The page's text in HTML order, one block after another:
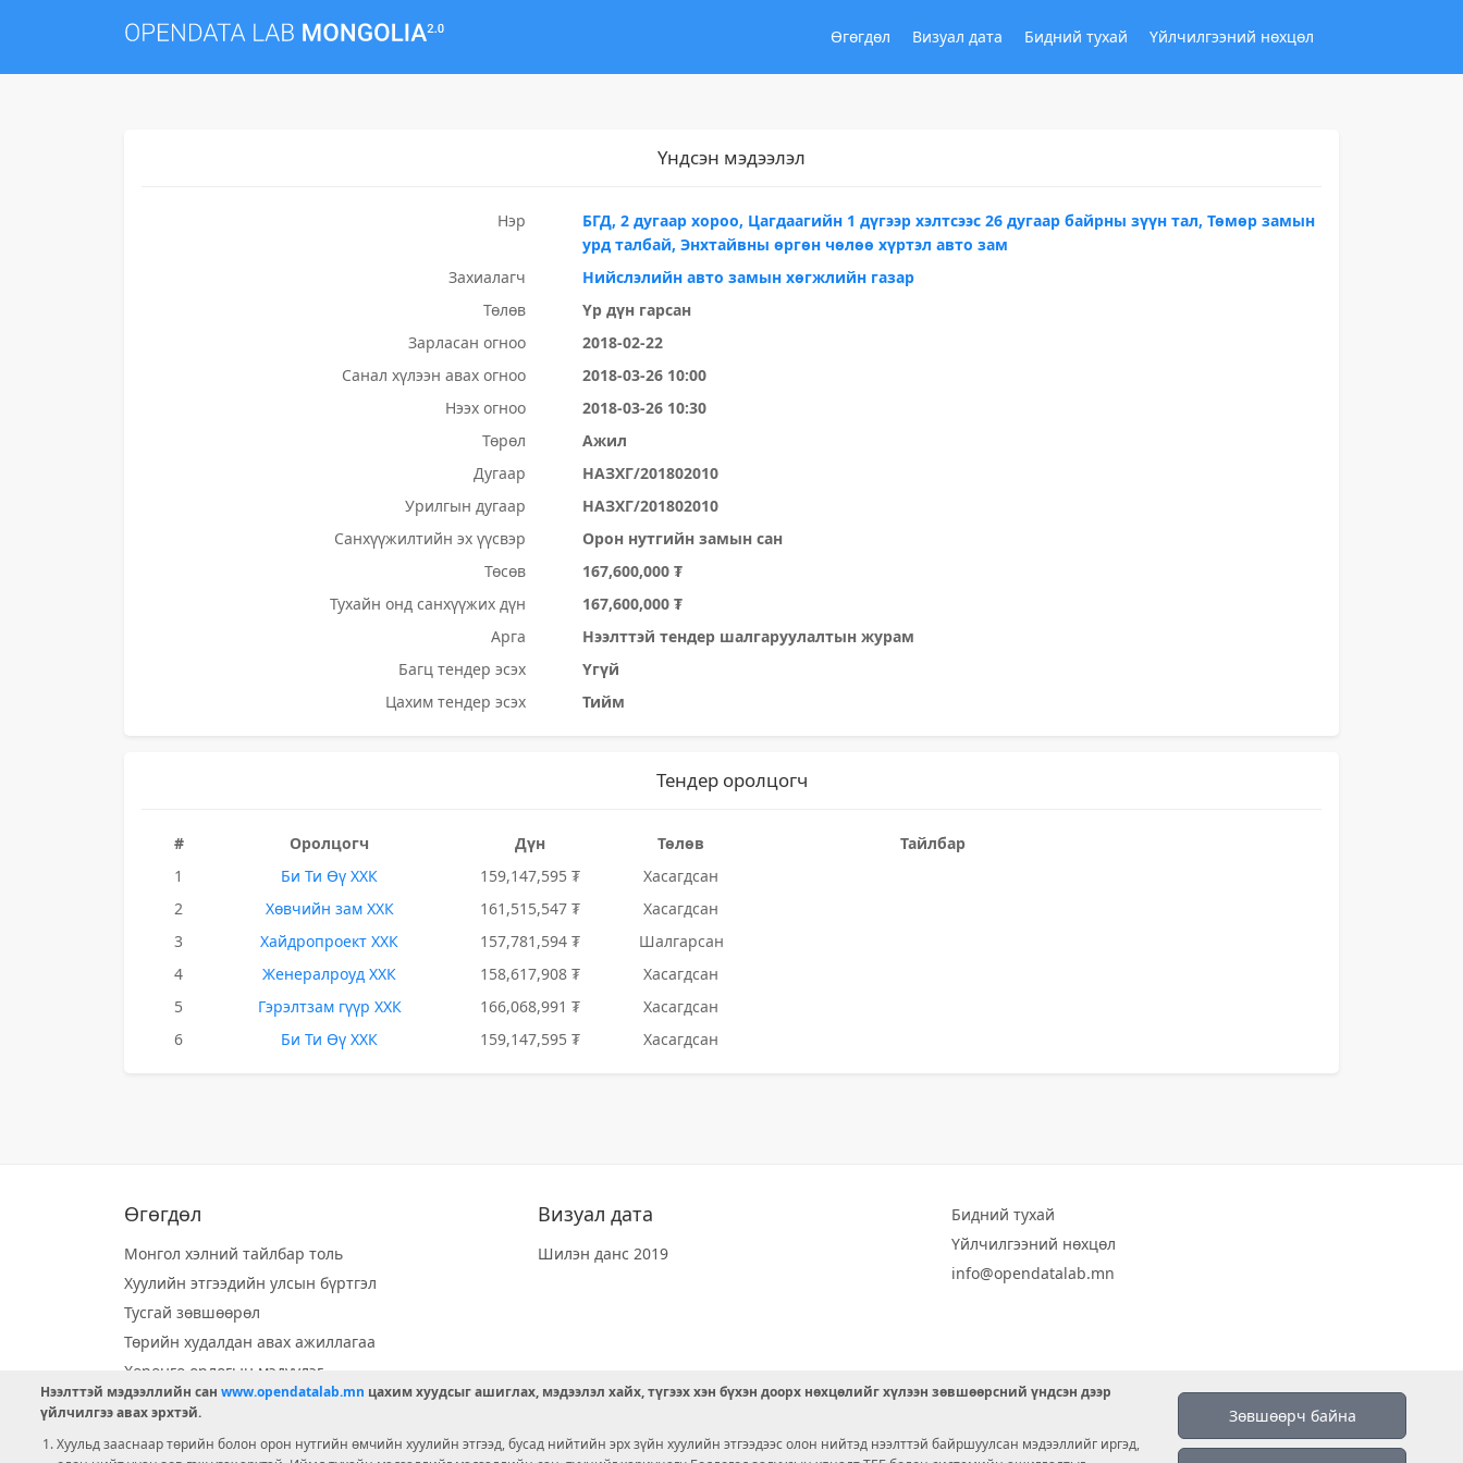
Өгөгдөл Визуал дата Бидний тухай Үйлчилгээний нөхцөл
Үндсэн мэдээлэл
Нэр
БГД, 2 дугаар хороо, Цагдаагийн 1 дүгээр хэлтсээс 26 дугаар байрны зүүн тал, Төмөр замын
урд талбай, Энхтайвны өргөн чөлөө хүртэл авто зам
Захиалагч
Нийслэлийн авто замын хөгжлийн газар
Төлөв
Үр дүн гарсан
Зарласан огноо
2018-02-22
Санал хүлээн авах огноо
2018-03-26 10:00
Нээх огноо
2018-03-26 10:30
Төрөл
Ажил
Дугаар
НАЗХГ/201802010
Урилгын дугаар
НАЗХГ/201802010
Санхүүжилтийн эх үүсвэр
Орон нутгийн замын сан
Төсөв
167,600,000 ₮
Тухайн онд санхүүжих дүн
167,600,000 ₮
Арга
Нээлттэй тендер шалгаруулалтын журам
Багц тендер эсэх
Үгүй
Цахим тендер эсэх
Тийм
Тендер оролцогч
# Оролцогч Дүн Төлөв
Тайлбар
1
Би Ти Өү ХХК 159,147,595 ₮
Хасагдсан
2
Хөвчийн зам ХХК 161,515,547 ₮
Хасагдсан
3
Хайдропроект ХХК 157,781,594 ₮
Шалгарсан
4
Женералроуд ХХК 158,617,908 ₮
Хасагдсан
5
Гэрэлтзам гүүр ХХК 166,068,991 ₮
Хасагдсан
6
Би Ти Өү ХХК 159,147,595 ₮ Хасагдсан
Өгөгдөл
Монгол хэлний тайлбар толь
Хуулийн этгээдийн улсын бүртгэл
Тусгай зөвшөөрөл
Төрийн худалдан авах ажиллагаа
Хөрөнгө орлогын мэдүүлэг
Орон нутгийн хөгжлийн сан
Визуал дата
Шилэн данс 2019
Бидний тухай
Үйлчилгээний нөхцөл
info@opendatalab.mn
Зөвшөөрч байна
Нээлттэй мэдээллийн сан www.opendatalab.mn цахим хуудсыг ашиглах, мэдээлэл хайх, түгээх хэн бүхэн доорх нөхцөлийг хүлээн зөвшөөрсний үндсэн дээр
үйлчилгээ авах эрхтэй.
Хуульд зааснаар төрийн болон орон нутгийн өмчийн хуулийн этгээд, бусад нийтийн эрх зүйн хуулийн этгээдээс олон нийтэд нээлттэй байршуулсан мэдээллийг иргэд,